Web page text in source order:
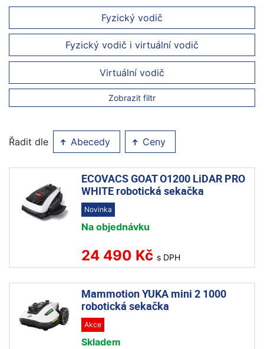
Fyzický vodič
Fyzický vodič i virtuální vodič
Virtuální vodič
Zobrazit filtr
Řadit dle Abecedy Ceny
ECOVACS GOAT O1200 LiDAR PRO
WHITE robotická sekačka
Novinka
Na objednávku
24 490 Kč s DPH
Mammotion YUKA mini 2 1000
robotická sekačka
Akce
Skladem